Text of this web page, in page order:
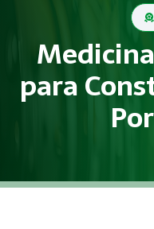
para
O que é